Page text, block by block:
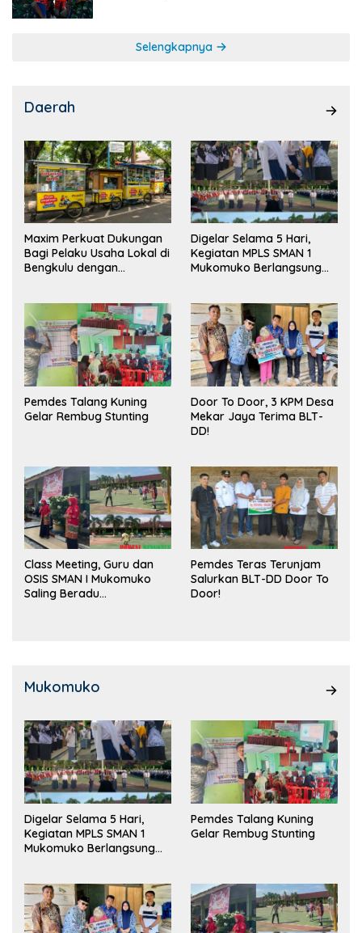
Selengkapnya
Daerah
Maxim Perkuat Dukungan
Bagi Pelaku Usaha Lokal di
Bengkulu dengan
Pasar
Digelar Selama 5 Hari,
Kegiatan MPLS SMAN 1
Mukomuko Berlangsung
Pemdes Talang Kuning
Gelar Rembug Stunting
Door To Door, 3 KPM Desa
Mekar Jaya Terima BLT-
DD!
Class Meeting, Guru dan
OSIS SMAN I Mukomuko
Saling Beradu
Pemdes Teras Terunjam
Salurkan BLT-DD Door To
Door!
Mukomuko
Digelar Selama 5 Hari,
Kegiatan MPLS SMAN 1
Mukomuko Berlangsung
Pemdes Talang Kuning
Gelar Rembug Stunting